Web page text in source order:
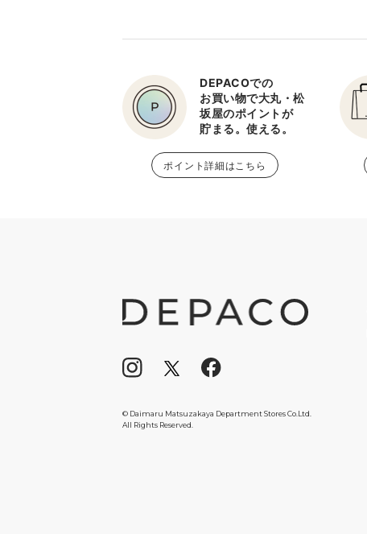
DEPACOでの
お買い物で大丸・松
坂屋のポイントが
貯まる。使える。
ポイント詳細はこちら
© Daimaru Matsuzakaya Department Stores Co.Ltd.
All Rights Reserved.